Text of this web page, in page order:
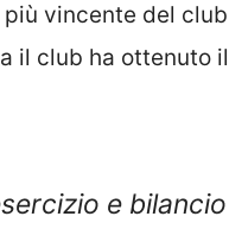
vincente del
il club ha ottenuto
e